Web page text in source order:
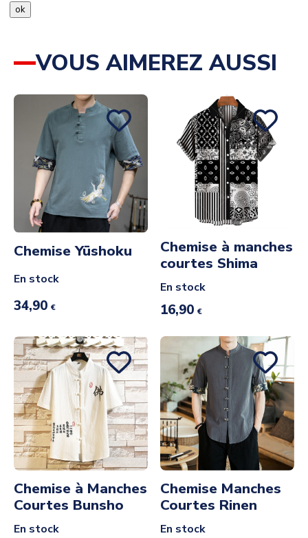
ok
VOUS AIMEREZ AUSSI
Chemise Yūshoku
En stock
34,90 €
Chemise à manches
courtes Shima
En stock
16,90 €
Chemise à Manches
Courtes Bunsho
En stock
Chemise Manches
Courtes Rinen
En stock